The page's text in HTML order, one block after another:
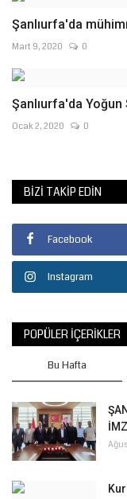
Şanlıurfa'da
Mart 9, 2020 0
Şanlıurfa'da
Ocak 2, 2020 0
BIZI TAKIP EDIN
Facebook
Instagram
POPÜLER İÇERIKLER
Bu Hafta